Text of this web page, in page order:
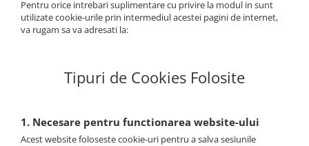
Pentru orice intrebari suplimentare cu privire la modul in sunt
utilizate cookie-urile prin intermediul acestei pagini de internet,
va rugam sa va adresati la:
Tipuri de Cookies Folosite
1. Necesare pentru functionarea website-ului
Acest website foloseste cookie-uri pentru a salva sesiunile